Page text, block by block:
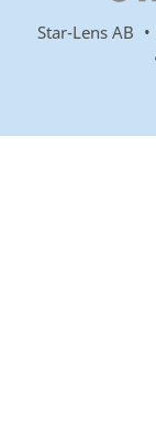
Star-Lens AB